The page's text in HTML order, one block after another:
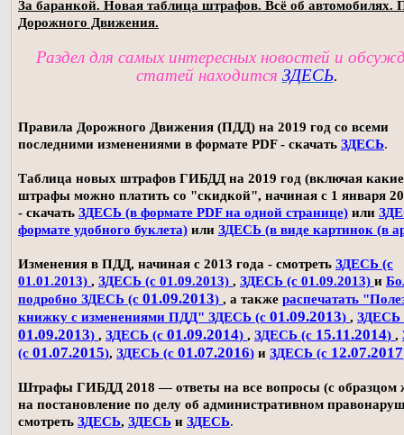
За баранкой. Новая таблица штрафов. Всё об автомобилях.
Дорожного Движения.
Раздел для самых интересных новостей и
статей находится ЗДЕСЬ.
Правила Дорожного Движения (ПДД) на 2019 год со всеми
последними изменениями в формате PDF - скачать ЗДЕСЬ.
Таблица новых штрафов ГИБДД на 2019 год (включая какие
штрафы можно платить со "скидкой", начиная с 1 января
- скачать ЗДЕСЬ (в формате PDF на одной странице) или
формате удобного буклета) или ЗДЕСЬ (в виде картинок (в
Изменения в ПДД, начиная с 2013 года - смотреть ЗДЕСЬ (с
01.01.2013) , ЗДЕСЬ (с 01.09.2013) , ЗДЕСЬ (с 01.09.2013) и
подробно ЗДЕСЬ (с 01.09.2013) , а также распечатать
книжку с изменениями ПДД" ЗДЕСЬ (с 01.09.2013) , ЗДЕСЬ
01.09.2013) , ЗДЕСЬ (с 01.09.2014) , ЗДЕСЬ (с 15.11.2014) ,
(с 01.07.2015), ЗДЕСЬ (с 01.07.2016) и ЗДЕСЬ (с 12.07.2017
Штрафы ГИБДД 2018 — ответы на все вопросы (с образцом
на постановление по делу об административном
смотреть ЗДЕСЬ, ЗДЕСЬ и ЗДЕСЬ.